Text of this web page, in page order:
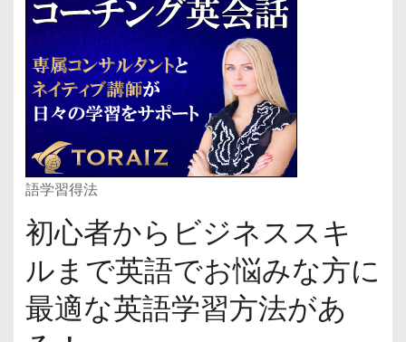
語学習得法
初心者からビジネススキ
ルまで英語でお悩みな方に
最適な英語学習方法があ